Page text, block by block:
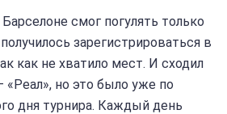
смог погулять только
зарегистрироваться в
как не хватило мест. И сходил
«Реал», но это было уже по
дня турнира. Каждый день